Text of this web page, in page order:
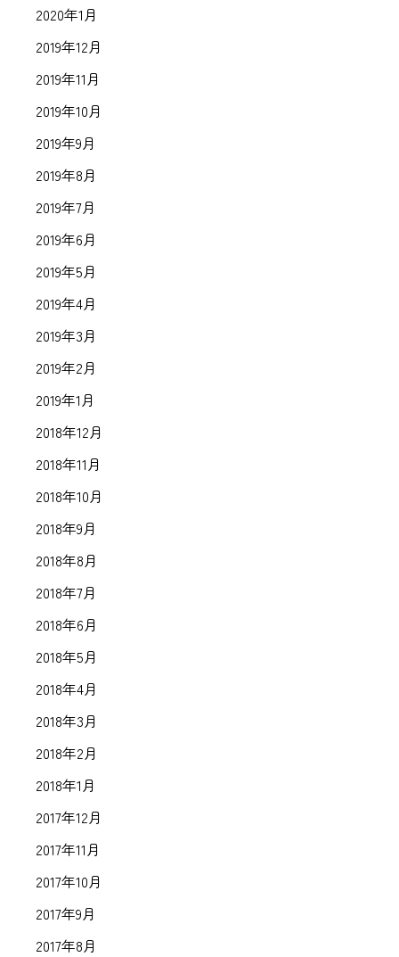
2020年1月
2019年12月
2019年11月
2019年10月
2019年9月
2019年8月
2019年7月
2019年6月
2019年5月
2019年4月
2019年3月
2019年2月
2019年1月
2018年12月
2018年11月
2018年10月
2018年9月
2018年8月
2018年7月
2018年6月
2018年5月
2018年4月
2018年3月
2018年2月
2018年1月
2017年12月
2017年11月
2017年10月
2017年9月
2017年8月